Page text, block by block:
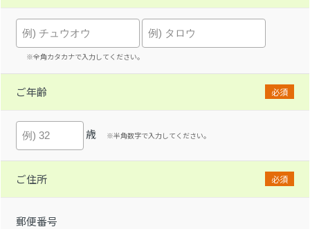
※全角カタカナで入力してください。
ご年齢 必須
歳 ※半角数字で入力してください。
ご住所 必須
郵便番号